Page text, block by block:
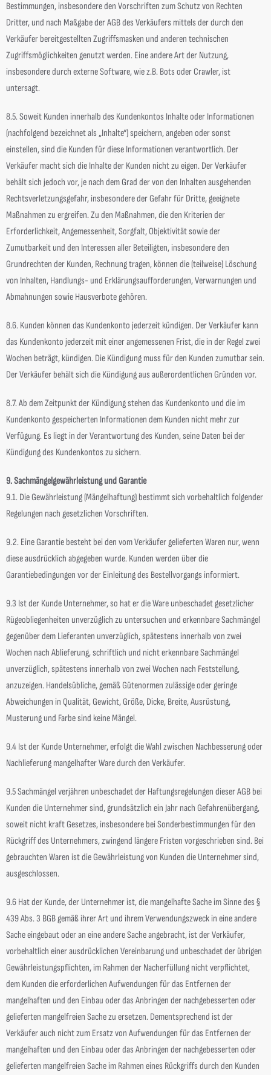
Bestimmungen, insbesondere den Vorschriften zum Schutz von Rechten
Dritter, und nach Maßgabe der AGB des Verkäufers mittels der durch den
Verkäufer bereitgestellten Zugriffsmasken und anderen technischen
Zugriffsmöglichkeiten genutzt werden. Eine andere Art der Nutzung,
insbesondere durch externe Software, wie z.B. Bots oder Crawler, ist
untersagt.
8.5. Soweit Kunden innerhalb des Kundenkontos Inhalte oder Informationen
(nachfolgend bezeichnet als „Inhalte“) speichern, angeben oder sonst
einstellen, sind die Kunden für diese Informationen verantwortlich. Der
Verkäufer macht sich die Inhalte der Kunden nicht zu eigen. Der Verkäufer
behält sich jedoch vor, je nach dem Grad der von den Inhalten ausgehenden
Rechtsverletzungsgefahr, insbesondere der Gefahr für Dritte, geeignete
Maßnahmen zu ergreifen. Zu den Maßnahmen, die den Kriterien der
Erforderlichkeit, Angemessenheit, Sorgfalt, Objektivität sowie der
Zumutbarkeit und den Interessen aller Beteiligten, insbesondere den
Grundrechten der Kunden, Rechnung tragen, können die (teilweise) Löschung
von Inhalten, Handlungs- und Erklärungsaufforderungen, Verwarnungen und
Abmahnungen sowie Hausverbote gehören.
8.6. Kunden können das Kundenkonto jederzeit kündigen. Der Verkäufer kann
das Kundenkonto jederzeit mit einer angemessenen Frist, die in der Regel zwei
Wochen beträgt, kündigen. Die Kündigung muss für den Kunden zumutbar sein.
Der Verkäufer behält sich die Kündigung aus außerordentlichen Gründen vor.
8.7. Ab dem Zeitpunkt der Kündigung stehen das Kundenkonto und die im
Kundenkonto gespeicherten Informationen dem Kunden nicht mehr zur
Verfügung. Es liegt in der Verantwortung des Kunden, seine Daten bei der
Kündigung des Kundenkontos zu sichern.
9. Sachmängelgewährleistung und Garantie
9.1. Die Gewährleistung (Mängelhaftung) bestimmt sich vorbehaltlich folgender
Regelungen nach gesetzlichen Vorschriften.
9.2. Eine Garantie besteht bei den vom Verkäufer gelieferten Waren nur, wenn
diese ausdrücklich abgegeben wurde. Kunden werden über die
Garantiebedingungen vor der Einleitung des Bestellvorgangs informiert.
9.3 Ist der Kunde Unternehmer, so hat er die Ware unbeschadet gesetzlicher
Rügeobliegenheiten unverzüglich zu untersuchen und erkennbare Sachmängel
gegenüber dem Lieferanten unverzüglich, spätestens innerhalb von zwei
Wochen nach Ablieferung, schriftlich und nicht erkennbare Sachmängel
unverzüglich, spätestens innerhalb von zwei Wochen nach Feststellung,
anzuzeigen. Handelsübliche, gemäß Gütenormen zulässige oder geringe
Abweichungen in Qualität, Gewicht, Größe, Dicke, Breite, Ausrüstung,
Musterung und Farbe sind keine Mängel.
9.4 Ist der Kunde Unternehmer, erfolgt die Wahl zwischen Nachbesserung oder
Nachlieferung mangelhafter Ware durch den Verkäufer.
9.5 Sachmängel verjähren unbeschadet der Haftungsregelungen dieser AGB bei
Kunden die Unternehmer sind, grundsätzlich ein Jahr nach Gefahrenübergang,
soweit nicht kraft Gesetzes, insbesondere bei Sonderbestimmungen für den
Rückgriff des Unternehmers, zwingend längere Fristen vorgeschrieben sind. Bei
gebrauchten Waren ist die Gewährleistung von Kunden die Unternehmer sind,
ausgeschlossen.
9.6 Hat der Kunde, der Unternehmer ist, die mangelhafte Sache im Sinne des §
439 Abs. 3 BGB gemäß ihrer Art und ihrem Verwendungszweck in eine andere
Sache eingebaut oder an eine andere Sache angebracht, ist der Verkäufer,
vorbehaltlich einer ausdrücklichen Vereinbarung und unbeschadet der übrigen
Gewährleistungspflichten, im Rahmen der Nacherfüllung nicht verpflichtet,
dem Kunden die erforderlichen Aufwendungen für das Entfernen der
mangelhaften und den Einbau oder das Anbringen der nachgebesserten oder
gelieferten mangelfreien Sache zu ersetzen. Dementsprechend ist der
Verkäufer auch nicht zum Ersatz von Aufwendungen für das Entfernen der
mangelhaften und den Einbau oder das Anbringen der nachgebesserten oder
gelieferten mangelfreien Sache im Rahmen eines Rückgriffs durch den Kunden